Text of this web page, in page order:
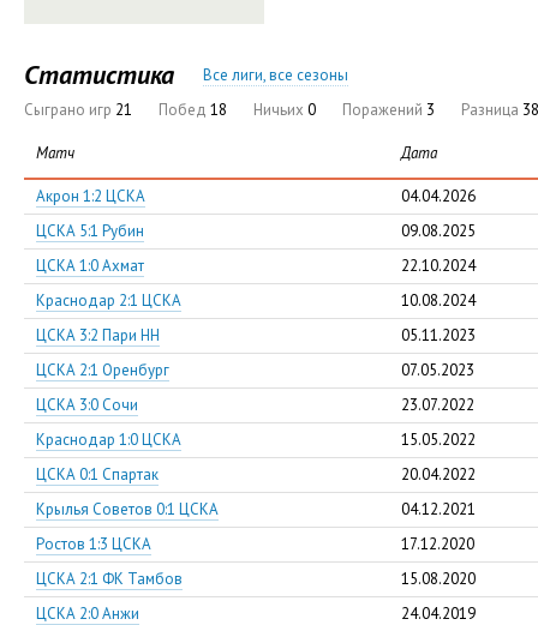
Статистика
Все лиги, все сезоны
Сыграно игр 21 Побед 18 Ничьих 0 Поражений 3 Разница
Матч Дата
Акрон 1:2 ЦСКА
04.04.2026
ЦСКА 5:1 Рубин
09.08.2025
ЦСКА 1:0 Ахмат
22.10.2024
Краснодар 2:1 ЦСКА
10.08.2024
ЦСКА 3:2 Пари НН
05.11.2023
ЦСКА 2:1 Оренбург
07.05.2023
ЦСКА 3:0 Сочи
23.07.2022
Краснодар 1:0 ЦСКА
15.05.2022
ЦСКА 0:1 Спартак
20.04.2022
Крылья Советов 0:1 ЦСКА
04.12.2021
Ростов 1:3 ЦСКА
17.12.2020
ЦСКА 2:1 ФК Тамбов
15.08.2020
ЦСКА 2:0 Анжи
24.04.2019